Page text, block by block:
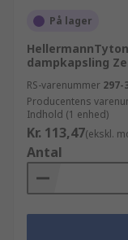
På lager
dampkapsling
RS-varenummer 297-
Producentens
Indhold (1 enhed)
Kr. 113,47(ekskl.
Antal